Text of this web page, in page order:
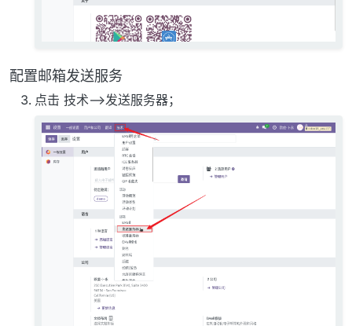
配置邮箱发送服务
点击 技术——>发送服务器；